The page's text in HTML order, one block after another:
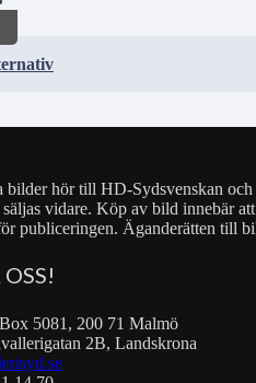
bilder hör till HD-Sydsvenskan
vidare. Köp av bild innebär
publiceringen. Äganderätten till
5081, 200 71 Malmö
2B, Landskrona